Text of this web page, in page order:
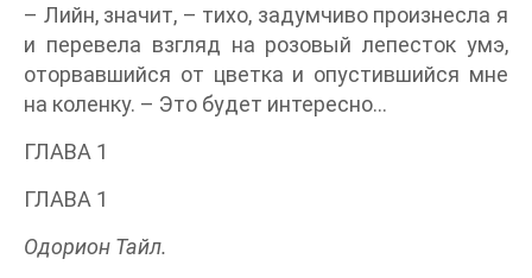
– Лийн, значит, – тихо, задумчиво произнесла я
и перевела взгляд на розовый лепесток умэ,
оторвавшийся от цветка и опустившийся мне
на коленку. – Это будет интересно…
ГЛАВА 1
ГЛАВА 1
Одорион Тайл.